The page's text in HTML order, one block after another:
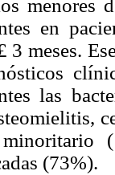
menores
en
3 meses.
las
(73%).